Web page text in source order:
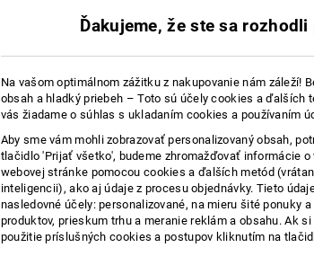
4
+5 ďalšie funkcie
Ďakujeme, že ste sa rozhodli
Na vašom optimálnom zážitku z nakupovanie nám záleží!
obsah a hladký priebeh – Toto sú účely cookies a ďalších
vás žiadame o súhlas s ukladaním cookies a používaním
Aby sme vám mohli zobrazovať personalizovaný obsah,
tlačidlo 'Prijať všetko', budeme zhromažďovať informácie
webovej stránke pomocou cookies a ďalších metód
inteligencii), ako aj údaje z procesu objednávky. Tieto
nasledovné účely: personalizované, na mieru šité ponuky
produktov, prieskum trhu a meranie reklám a obsahu. Ak
použitie príslušných cookies a postupov kliknutím na